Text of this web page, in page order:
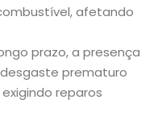
afetando
prazo, a presença
prematuro
reparos